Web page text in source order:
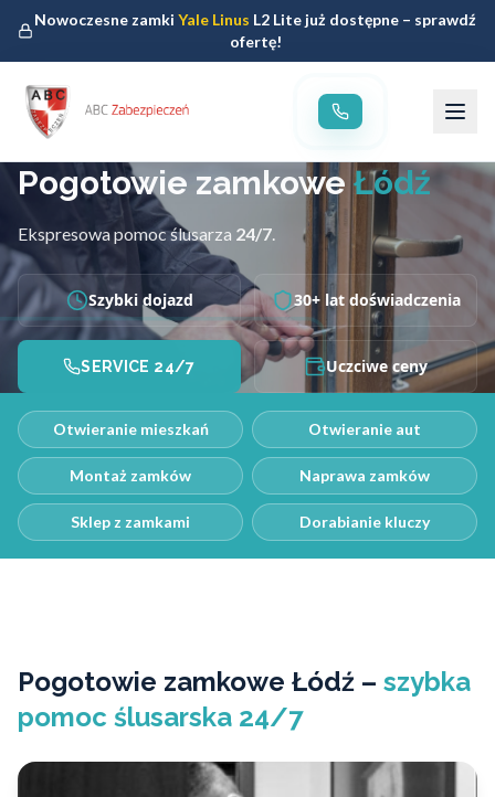
Nowoczesne zamkiYale Linus L2 Lite już dostępne – sprawdź
ofertę!
Pogotowie zamkowe Łódź
Ekspresowa pomoc ślusarza 24/7.
Szybki dojazd 30+ lat doświadczenia
SERVICE 24/7 Uczciwe ceny
Otwieranie mieszkań Otwieranie aut
Montaż zamków Naprawa zamków
Sklep z zamkami Dorabianie kluczy
Pogotowie zamkowe Łódź – szybka
pomoc ślusarska 24/7